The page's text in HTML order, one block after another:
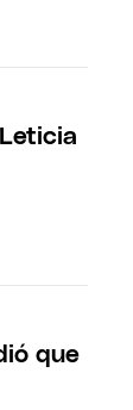
que